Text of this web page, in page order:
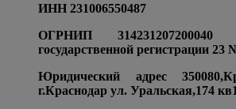
ИНН 231006550487
ОГРНИП 314231207200040
государственной регистрации 23
Юридический адрес
г.Краснодар ул. Уральская,174